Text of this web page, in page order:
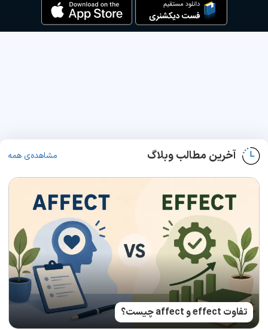
آخرین مطالب وبلاگ مشاهده‌ی همه
تفاوت effect و affect چیست؟